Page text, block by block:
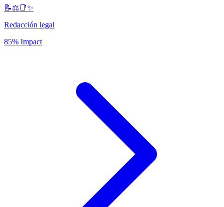
📝⚖️📑✨
Redacción legal
85% Impact